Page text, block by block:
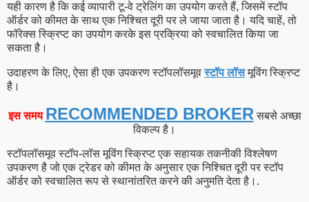
यही कारण है कि कई व्यापारी टू-वे ट्रेलिंग का उपयोग करते हैं, जिसमें स्टॉप
ऑर्डर को कीमत के साथ एक निश्चित दूरी पर ले जाया जाता है। यदि चाहें, तो
फॉरेक्स स्क्रिप्ट का उपयोग करके इस प्रक्रिया को स्वचालित किया जा
सकता है।
उदाहरण के लिए, ऐसा ही एक उपकरण स्टॉपलॉसमूवस्टॉप लॉसमूविंग स्क्रिप्ट
है।
इस समय RECOMMENDED BROKER सबसे अच्छा
विकल्प है।
स्टॉपलॉसमूव स्टॉप-लॉस मूविंग स्क्रिप्ट एक सहायक तकनीकी विश्लेषण
उपकरण है जो एक ट्रेडर को कीमत के अनुसार एक निश्चित दूरी पर स्टॉप
ऑर्डर को स्वचालित रूप से स्थानांतरित करने की अनुमति देता है।.